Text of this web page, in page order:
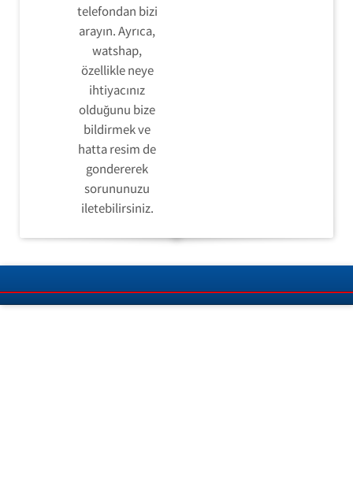
telefondan bizi
arayın. Ayrıca,
watshap,
özellikle neye
ihtiyacınız
olduğunu bize
bildirmek ve
hatta resim de
gondererek
sorununuzu
iletebilirsiniz.